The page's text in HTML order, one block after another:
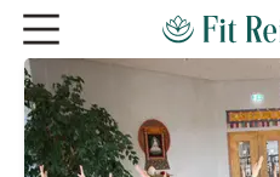
Zum Hauptinhalt springen